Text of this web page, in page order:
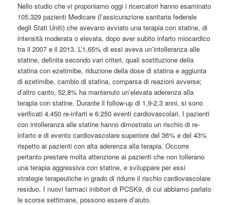
Nello studio che vi proponiamo oggi i ricercatori hanno esaminato
105.329 pazienti Medicare (l’assicurazione sanitaria federale
degli Stati Uniti) che avevano avviato una terapia con statine, di
intensità moderata o elevata, dopo aver subito infarto miocardico
tra il 2007 e il 2013. L’1,65% di essi aveva un’intolleranza alle
statine, definita secondo vari criteri, quali sostituzione della
statina con ezetimibe, riduzione della dose di statina e aggiunta
di ezetimibe, cambio di statina, comparsa di reazioni avverse;
d’altro canto, 52,8% ha mantenuto un’elevata aderenza alla
terapia con statine. Durante il follow-up di 1,9-2,3 anni, si sono
verificati 4.450 re-infarti e 6.250 eventi cardiovascolari. I pazienti
con intolleranza alle statine hanno dimostrato un rischio di re-
infarto e di evento cardiovascolare superiore del 36% e del 43%
rispetto ai pazienti con alta aderenza alla terapia. Occorre
pertanto prestare molta attenzione ai pazienti che non tollerano
una terapia aggressiva con statine, e sviluppare per essi
strategie terapeutiche in grado di ridurre il rischio cardiovascolare
residuo. I nuovi farmaci inibitori di PCSK9, di cui abbiamo parlato
le scorse settimane, possono essere d’aiuto.